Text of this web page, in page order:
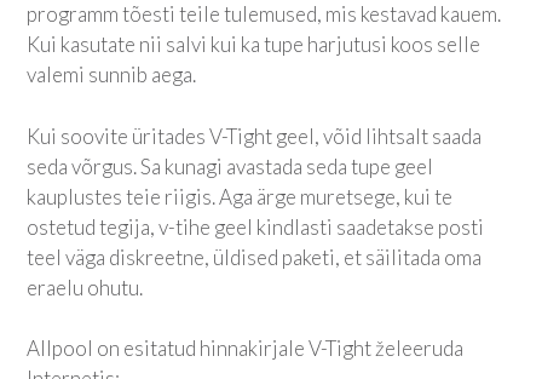
programm tõesti teile tulemused, mis kestavad kauem.
Kui kasutate nii salvi kui ka tupe harjutusi koos selle
valemi sunnib aega.
Kui soovite üritades V-Tight geel, võid lihtsalt saada
seda võrgus. Sa kunagi avastada seda tupe geel
kauplustes teie riigis. Aga ärge muretsege, kui te
ostetud tegija, v-tihe geel kindlasti saadetakse posti
teel väga diskreetne, üldised paketi, et säilitada oma
eraelu ohutu.
Allpool on esitatud hinnakirjale V-Tight želeeruda